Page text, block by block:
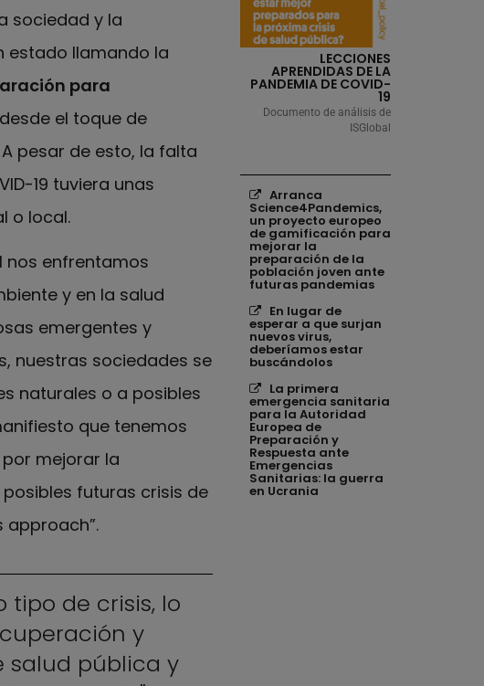
sociedad y la
estado llamando la
para
el toque de
pesar de esto, la falta
19 tuviera unas
o local.
nos enfrentamos
y en la salud
emergentes y
nuestras sociedades se
naturales o a posibles
que tenemos
mejorar la
futuras crisis de
approach”.
de crisis, lo
y
salud pública y
LECCIONES
APRENDIDAS DE LA
PANDEMIA DE COVID-
19
Documento de análisis de
ISGlobal
Enlaces
Los enlaces siguientes se
Arranca
Science4Pandemics,
un proyecto europeo
de gamificación para
mejorar la
preparación de la
población joven ante
futuras pandemias
En lugar de
esperar a que surjan
nuevos virus,
deberíamos estar
buscándolos
La primera
emergencia sanitaria
para la Autoridad
Europea de
Preparación y
Respuesta ante
Emergencias
Sanitarias: la guerra
en Ucrania